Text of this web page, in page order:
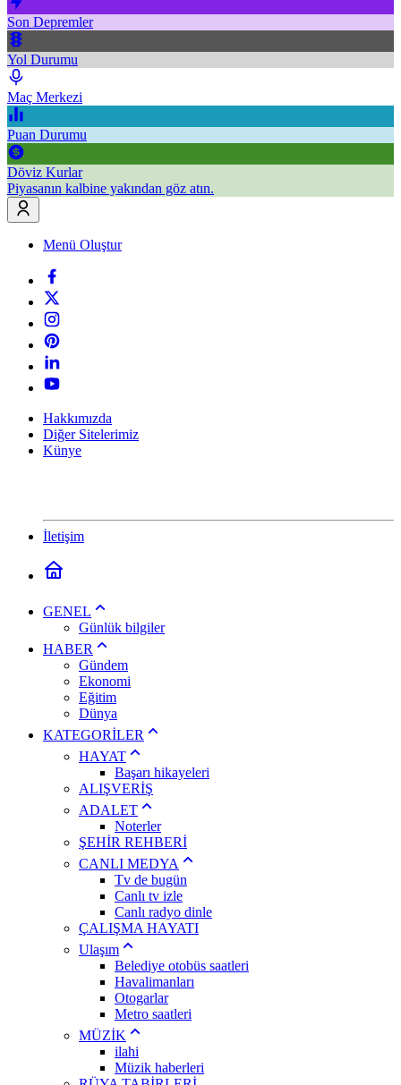
Son Depremler
Yol Durumu
Maç Merkezi
Puan Durumu
Döviz Kurlar
Piyasanın kalbine yakından göz atın.
Menü Oluştur
Hakkımızda
Diğer Sitelerimiz
Künye
İletişim
GENEL
Günlük bilgiler
HABER
Gündem
Ekonomi
Eğitim
Dünya
KATEGORİLER
HAYAT
Başarı hikayeleri
ALIŞVERİŞ
ADALET
Noterler
ŞEHİR REHBERİ
CANLI MEDYA
Tv de bugün
Canlı tv izle
Canlı radyo dinle
ÇALIŞMA HAYATI
Ulaşım
Belediye otobüs saatleri
Havalimanları
Otogarlar
Metro saatleri
MÜZİK
ilahi
Müzik haberleri